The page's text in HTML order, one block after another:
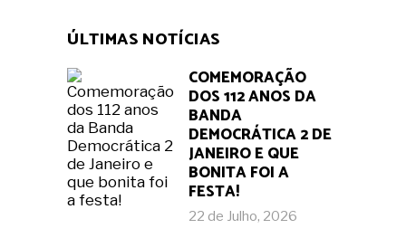
ÚLTIMAS NOTÍCIAS
COMEMORAÇÃO
DOS 112 ANOS DA
BANDA
DEMOCRÁTICA 2 DE
JANEIRO E QUE
BONITA FOI A
FESTA!
22 de Julho, 2026